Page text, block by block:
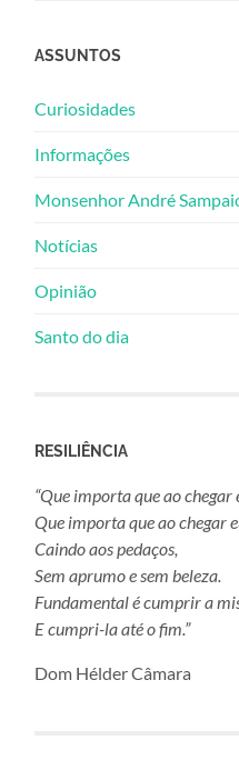
ASSUNTOS
Curiosidades
Informações
Monsenhor André
Notícias
Opinião
Santo do dia
RESILIÊNCIA
“Que importa que ao chegar
Que importa que ao chegar
Caindo aos pedaços,
Sem aprumo e sem beleza.
Fundamental é cumprir a
E cumpri-la até o fim.”
Dom Hélder Câmara